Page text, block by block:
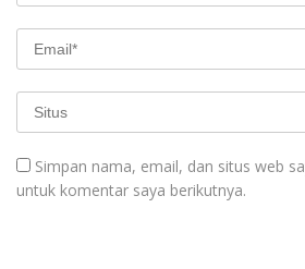
Simpan nama, email, dan situs web
untuk komentar saya berikutnya.